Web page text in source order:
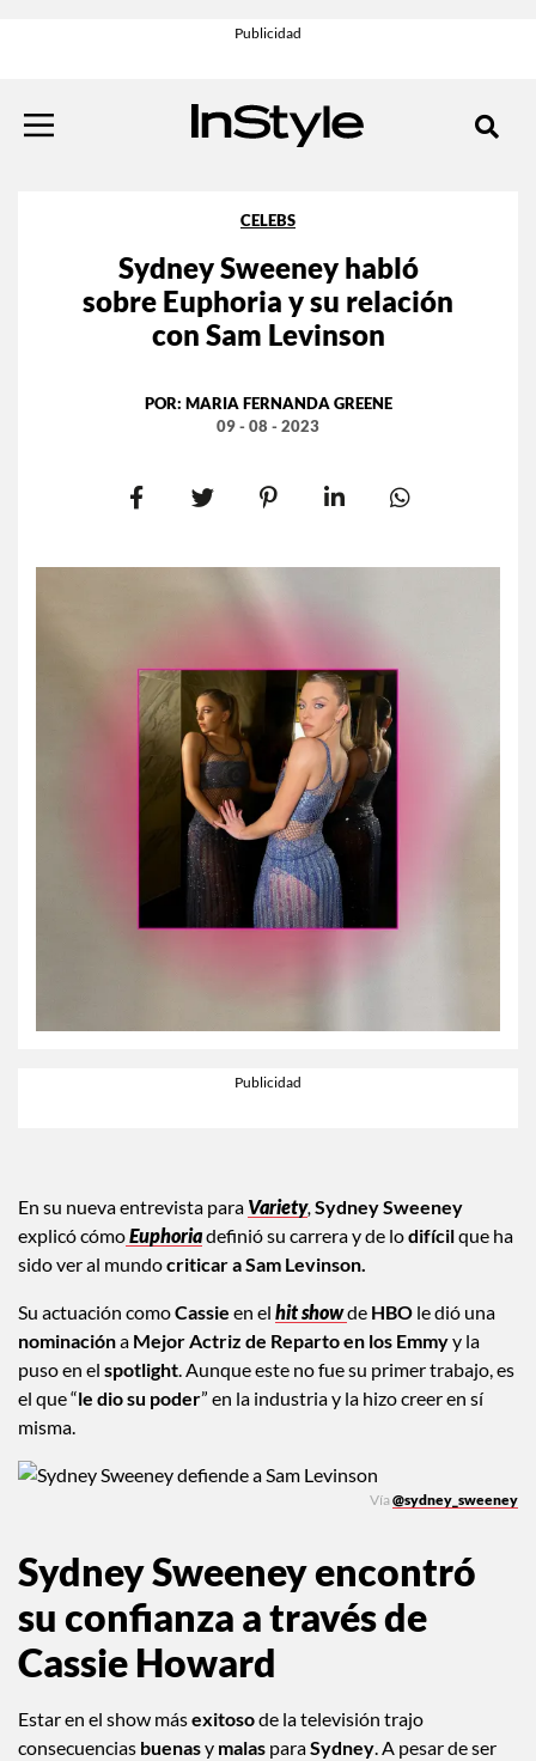
CELEBS
Sydney Sweeney habló
sobre Euphoria y su relación
con Sam Levinson
POR: MARIA FERNANDA GREENE
09 - 08 - 2023
En su nueva entrevista paraVariety,Sydney Sweeney
explicó cómo Euphoriadefinió su carrera y de lo
Su actuación comoCassieen elhit show deHBOle dió una
nominaciónaMejor Actriz de Reparto en los Emmyy la
puso en elspotlight. Aunque este no fue su primer trabajo, es
el que “
Sydney Sweeney encontró
su confianza a través de
Cassie Howard
Estar en el show másexitosode la televisión trajo